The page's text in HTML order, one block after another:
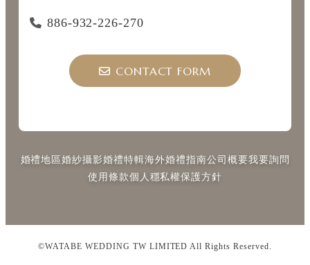
886-932-226-270
CONTACT FORM
婚禮地區婚紗攝影婚禮特輯海外婚禮指南公司概要我要詢問
使用條款個人穩私權保護方針
©WATABE WEDDING TW LIMITED All Rights Reserved.